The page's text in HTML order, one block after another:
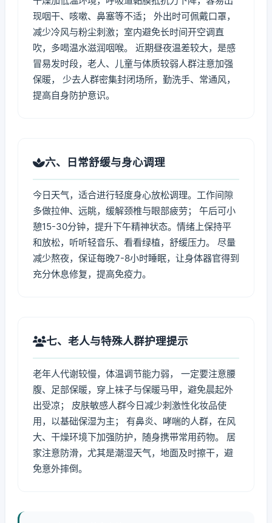
现咽干、咳嗽、鼻塞等不适； 外出时可佩戴口罩，
减少冷风与粉尘刺激；室内避免长时间开空调直
吹，多喝温水滋润咽喉。 近期昼夜温差较大，是感
冒易发时段，老人、儿童与体质较弱人群注意加强
保暖， 少去人群密集封闭场所，勤洗手、常通风，
提高自身防护意识。
六、日常舒缓与身心调理
今日天气，适合进行轻度身心放松调理。工作间隙
多做拉伸、远眺，缓解颈椎与眼部疲劳； 午后可小
憩15-30分钟，提升下午精神状态。情绪上保持平
和放松，听听轻音乐、看看绿植，舒缓压力。 尽量
减少熬夜，保证每晚7-8小时睡眠，让身体器官得到
充分休息修复，提高免疫力。
七、老人与特殊人群护理提示
老年人代谢较慢，体温调节能力弱， 一定要注意腰
腹、足部保暖，穿上袜子与保暖马甲，避免晨起外
出受凉； 皮肤敏感人群今日减少刺激性化妆品使
用，以基础保湿为主； 有鼻炎、哮喘的人群，在风
大、干燥环境下加强防护，随身携带常用药物。 居
家注意防滑，尤其是潮湿天气，地面及时擦干，避
免意外摔倒。